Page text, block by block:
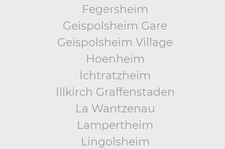
Fegersheim
Geispolsheim Gare
Geispolsheim Village
Hoenheim
Ichtratzheim
Illkirch Graffenstaden
La Wantzenau
Lampertheim
Lingolsheim